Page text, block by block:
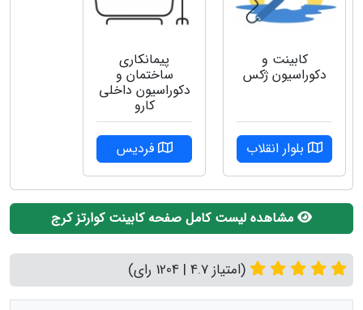
کابینت و
دکوراسیون ژکس
بلوار انقلاب
پیمانکاری
ساختمان و
دکوراسیون داخلی
کارو
فردیس
مشاهده لیست کامل صفحه کابینت کوارتز کرج
(امتیاز 4.7 | 1204 رای)